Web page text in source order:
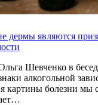
дермы являются
Шевченко в
алкогольной
картины болезни мы